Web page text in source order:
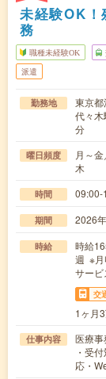
未経験OK
務
職種未経験OK
派遣
勤務地
東京
代々
分
曜日頻度
月～
木
時間 09:00-
期間 2026
時給
時給
週 ※月
サービ
交
1ヶ月
仕事内容
医療
・受
応・